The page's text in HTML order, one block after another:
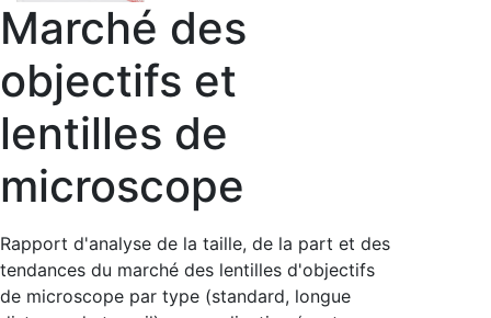
Marché des
objectifs et
lentilles de
microscope
Rapport d'analyse de la taille, de la part et des
tendances du marché des lentilles d'objectifs
de microscope par type (standard, longue